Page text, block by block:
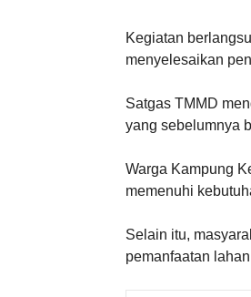
Kegiatan
menyelesaikan
Satgas TMMD
yang sebelumnya
Warga Kampung
memenuhi
Selain itu,
pemanfaatan